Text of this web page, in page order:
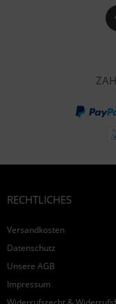
RECHTLICHES
Versandkosten
Datenschutz
Unsere AGB
Impressum